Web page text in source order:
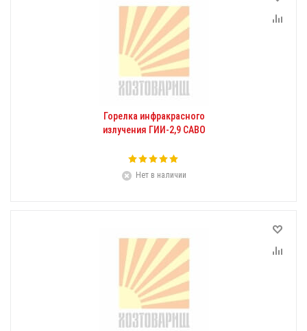
Горелка инфракрасного
излучения ГИИ-2,9 САВО
Нет в наличии